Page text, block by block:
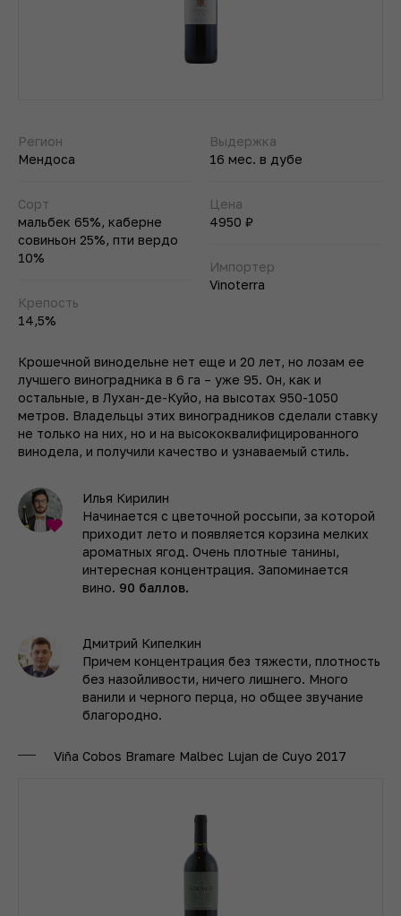
Регион
Мендоса
Сорт
мальбек 65%, каберне
совиньон 25%, пти вердо
10%
Крепость
14,5%
Выдержка
16 мес. в дубе
Цена
4950 ₽
Импортер
Vinoterra
Крошечной винодельне нет еще и 20 лет, но лозам ее
лучшего виноградника в 6 га – уже 95. Он, как и
остальные, в Лухан-де-Куйо, на высотах 950-1050
метров. Владельцы этих виноградников сделали ставку
не только на них, но и на высококвалифицированного
винодела, и получили качество и узнаваемый стиль.
Илья Кирилин
Начинается с цветочной россыпи, за которой
приходит лето и появляется корзина мелких
ароматных ягод. Очень плотные танины,
интересная концентрация. Запоминается
вино. 90 баллов.
Дмитрий Кипелкин
Причем концентрация без тяжести, плотность
без назойливости, ничего лишнего. Много
ванили и черного перца, но общее звучание
благородно.
Viña Cobos Bramare Malbec Lujan de Cuyo 2017